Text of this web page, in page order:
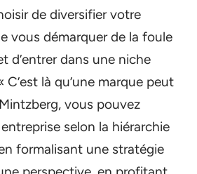
de diversifier votre
vous démarquer de la foule
d’entrer dans une niche
C’est là qu’une marque peut
vous pouvez
selon la hiérarchie
formalisant une stratégie